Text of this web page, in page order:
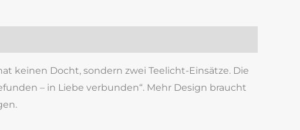
keinen Docht, sondern zwei Teelicht-Einsätze. Die
– in Liebe verbunden“. Mehr Design braucht